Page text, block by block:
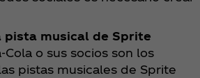
pista musical de Sprite
o sus socios son los
pistas musicales de Sprite